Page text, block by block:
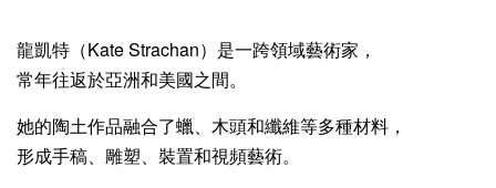
龍凱特（Kate Strachan）是一跨領域藝術家，
常年往返於亞洲和美國之間。
她的陶土作品融合了蠟、木頭和纖維等多種材料，
形成手稿、雕塑、裝置和視頻藝術。